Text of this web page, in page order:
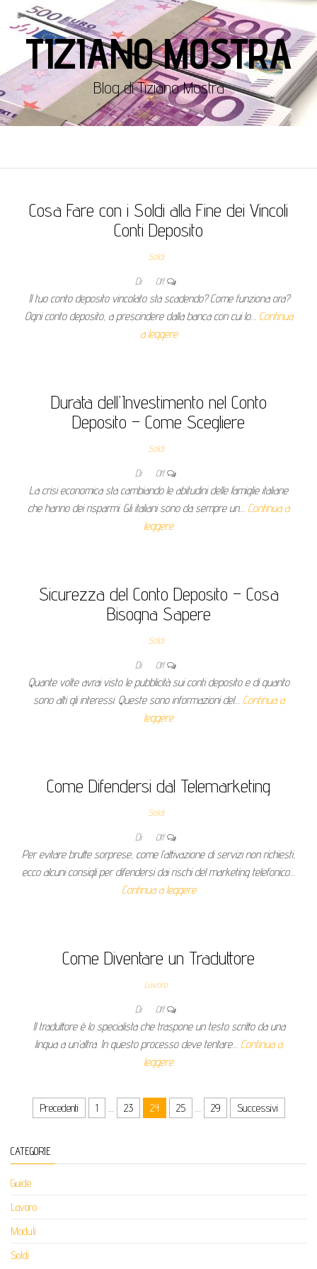
TIZIANO MOSTRA
Blog di Tiziano Mostra
Cosa Fare con i Soldi alla Fine dei Vincoli
Conti Deposito
Soldi
Di Off
Il tuo conto deposito vincolato sta scadendo? Come funziona ora?
Ogni conto deposito, a prescindere dalla banca con cui lo… Continua
a leggere
Durata dell’Investimento nel Conto
Deposito – Come Scegliere
Soldi
Di Off
La crisi economica sta cambiando le abitudini delle famiglie italiane
che hanno dei risparmi. Gli italiani sono da sempre un… Continua a
leggere
Sicurezza del Conto Deposito – Cosa
Bisogna Sapere
Soldi
Di Off
Quante volte avrai visto le pubblicità sui conti deposito e di quanto
sono alti gli interessi. Queste sono informazioni del… Continua a
leggere
Come Difendersi dal Telemarketing
Soldi
Di Off
Per evitare brutte sorprese, come l’attivazione di servizi non richiesti,
ecco alcuni consigli per difendersi dai rischi del marketing telefonico…
Continua a leggere
Come Diventare un Traduttore
Lavoro
Di Off
Il traduttore è lo specialista che traspone un testo scritto da una
lingua a un’altra. In questo processo deve tentare… Continua a
leggere
Paginazione degli articoli
Precedenti 1 … 23 24 25 … 29 Successivi
CATEGORIE
Guide
Lavoro
Moduli
Soldi